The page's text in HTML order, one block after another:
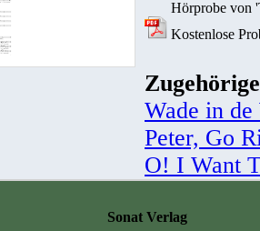
Hörprobe von
Kostenlose
Wade in de
Peter, Go
O! I Want
Sonat Verlag